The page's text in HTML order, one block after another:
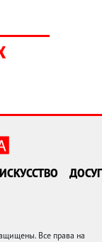
ИСКУССТВО ДОСУГ
Все права на